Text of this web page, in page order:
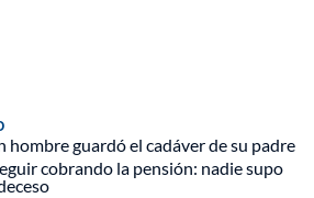
hombre guardó el cadáver de su padre
cobrando la pensión: nadie supo